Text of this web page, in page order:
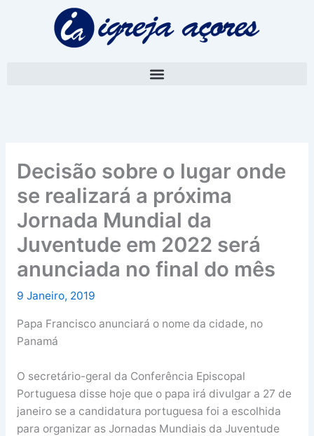
Decisão sobre o lugar onde
se realizará a próxima
Jornada Mundial da
Juventude em 2022 será
anunciada no final do mês
9 Janeiro, 2019
Papa Francisco anunciará o nome da cidade, no
Panamá
O secretário-geral da Conferência Episcopal
Portuguesa disse hoje que o papa irá divulgar a 27 de
janeiro se a candidatura portuguesa foi a escolhida
para organizar as Jornadas Mundiais da Juventude